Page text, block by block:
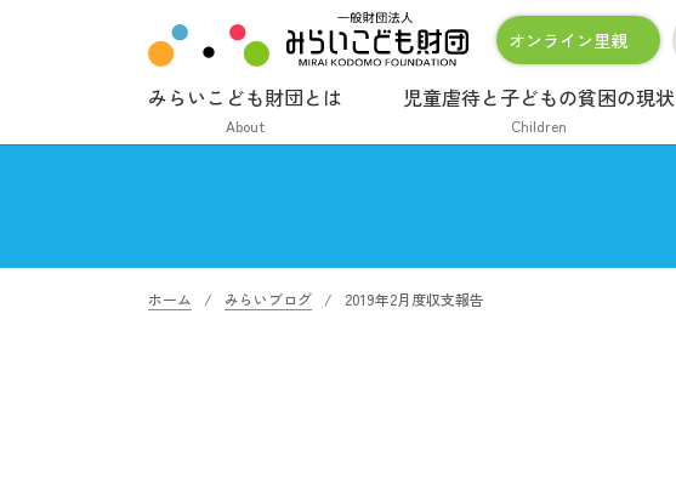
オンライン里親
みらいこども財団とは
About
児童虐待と子どもの貧困の現状
Children
ホーム みらいブログ 2019年2月度収支報告